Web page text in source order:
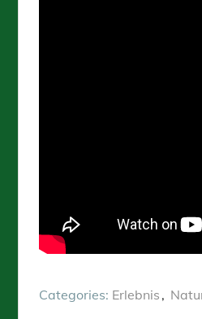
Categories: Erlebnis